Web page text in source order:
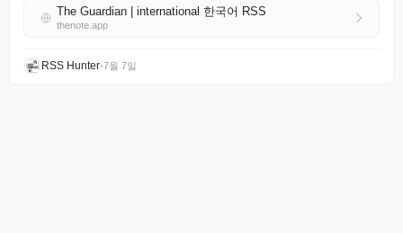
The Guardian | international 한국어 RSS
thenote.app
RSS Hunter•7월 7일